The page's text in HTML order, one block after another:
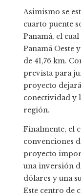
Asimismo se
cuarto puente
Panamá, el
Panamá Oeste
de 41,76 km.
prevista para
proyecto
conectividad y
región.
Finalmente, el
convenciones
proyecto
una inversión
dólares y una
Este centro de